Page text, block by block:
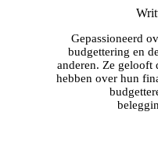
Gepassioneerd
budgettering en
anderen. Ze gelooft
hebben over hun